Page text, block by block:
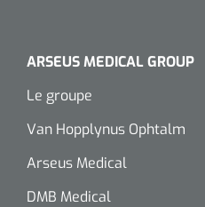
ARSEUS MEDICAL GROUP
Le groupe
Van Hopplynus Ophtalm
Arseus Medical
DMB Medical